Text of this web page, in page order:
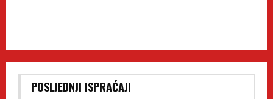
POSLJEDNJI ISPRAĆAJI